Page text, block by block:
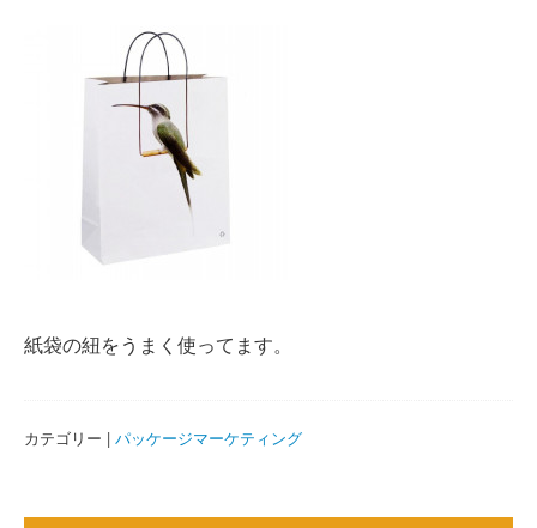
紙袋の紐をうまく使ってます。
カテゴリー | パッケージマーケティング